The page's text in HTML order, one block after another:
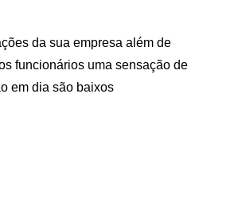
da sua empresa além de
funcionários uma sensação de
em dia são baixos